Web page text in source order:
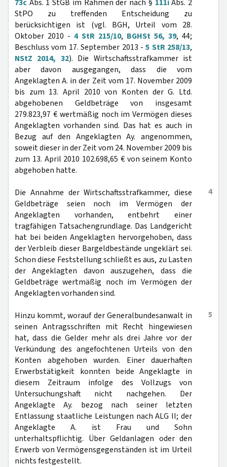
73c Abs. 1 StGB im Rahmen der nach § 111iAbs. 2
StPO zu treffenden Entscheidung zu
berücksichtigen ist (vgl. BGH, Urteil vom 28.
Oktober 2010 - 4 StR 215/10, BGHSt 56, 39, 44;
Beschluss vom 17. September 2013 -5 StR 258/13,
NStZ 2014, 32). Die Wirtschaftsstrafkammer ist
aber davon ausgegangen, dass die vom
Angeklagten A. in der Zeit vom 17. November 2009
bis zum 13. April 2010 von Konten der G. Ltd.
abgehobenen Geldbeträge von insgesamt
279.823,97 € wertmäßig noch im Vermögen dieses
Angeklagten vorhanden sind. Das hat es auch in
Bezug auf den Angeklagten Ay. angenommen,
soweit dieser in der Zeit vom 24. November 2009 bis
zum 13. April 2010 102.698,65 € von seinem Konto
abgehoben hatte.
4
Die Annahme der Wirtschaftsstrafkammer, diese
Geldbeträge seien noch im Vermögen der
Angeklagten vorhanden, entbehrt einer
tragfähigen Tatsachengrundlage. Das Landgericht
hat bei beiden Angeklagten hervorgehoben, dass
der Verbleib dieser Bargeldbestände ungeklärt sei.
Schon diese Feststellung schließt es aus, zu Lasten
der Angeklagten davon auszugehen, dass die
Geldbeträge wertmäßig noch im Vermögen der
Angeklagten vorhanden sind.
5
Hinzu kommt, worauf der Generalbundesanwalt in
seinen Antragsschriften mit Recht hingewiesen
hat, dass die Gelder mehr als drei Jahre vor der
Verkündung des angefochtenen Urteils von den
Konten abgehoben wurden. Einer dauerhaften
Erwerbstätigkeit konnten beide Angeklagte in
diesem Zeitraum infolge des Vollzugs von
Untersuchungshaft nicht nachgehen. Der
Angeklagte Ay. bezog nach seiner letzten
Entlassung staatliche Leistungen nach ALG II; der
Angeklagte A. ist Frau und Sohn
unterhaltspflichtig. Über Geldanlagen oder den
Erwerb von Vermögensgegenständen ist im Urteil
nichts festgestellt.